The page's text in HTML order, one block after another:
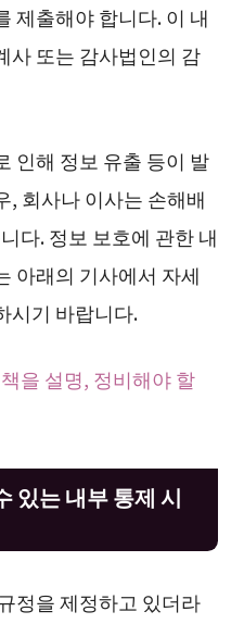
제출해야 합니다. 이 내
사 또는 감사법인의 감
인해 정보 유출 등이 발
, 회사나 이사는 손해배
다. 정보 보호에 관한 내
아래의 기사에서 자세
시기 바랍니다.
을 설명, 정비해야 할
있는 내부 통제 시
정을 제정하고 있더라